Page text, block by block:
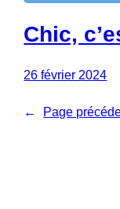
Chic,
26 février 2024
← Page